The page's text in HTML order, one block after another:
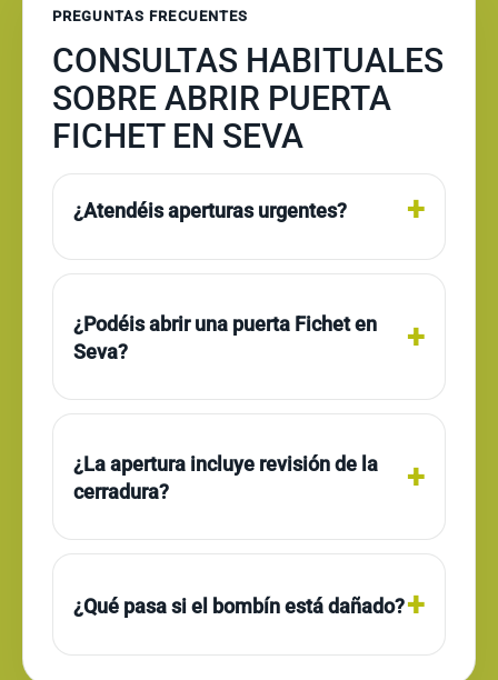
PREGUNTAS FRECUENTES
CONSULTAS HABITUALES
SOBRE ABRIR PUERTA
FICHET EN SEVA
¿Atendéis aperturas urgentes?
¿Podéis abrir una puerta Fichet en
Seva?
¿La apertura incluye revisión de la
cerradura?
¿Qué pasa si el bombín está dañado?